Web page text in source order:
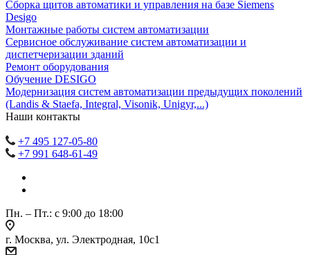
Сборка щитов автоматики и управления на базе Siemens
Desigo
Монтажные работы систем автоматизации
Сервисное обслуживание систем автоматизации и
диспетчеризации зданий
Ремонт оборудования
Обучение DESIGO
Модернизация систем автоматизации предыдущих поколений
(Landis & Staefa, Integral, Visonik, Unigyr,...)
Наши контакты
+7 495 127-05-80
+7 991 648-61-49
Пн. – Пт.: с 9:00 до 18:00
г. Москва, ул. Электродная, 10с1